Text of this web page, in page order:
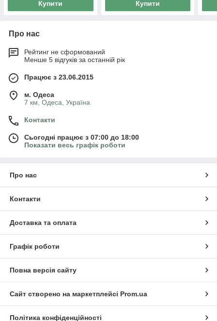
Купити Купити
Про нас
Рейтинг не сформований
Менше 5 відгуків за останній рік
Працює з 23.06.2015
м. Одеса
7 км, Одеса, Україна
Контакти
Сьогодні працює з 07:00 до 18:00
Показати весь графік роботи
Про нас
Контакти
Доставка та оплата
Графік роботи
Повна версія сайту
Сайт створено на маркетплейсі Prom.ua
Політика конфіденційності